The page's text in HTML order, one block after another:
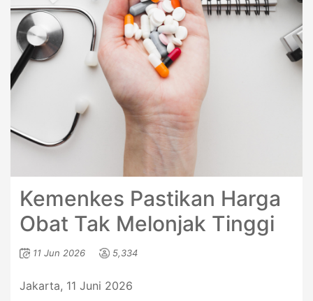
Kemenkes Pastikan Harga
Obat Tak Melonjak Tinggi
11 Jun 2026 5,334
Jakarta, 11 Juni 2026